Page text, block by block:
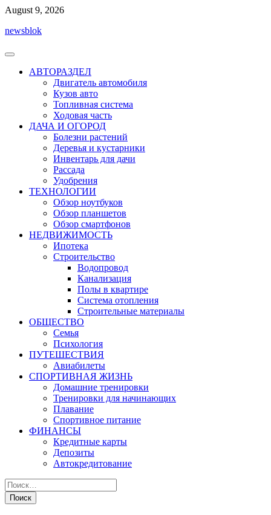
Перейти
содержимому
August 9, 2026
newsblok
АВТОРАЗДЕЛ
Двигатель автомобиля
Кузов авто
Топливная система
Ходовая часть
ДАЧА И ОГОРОД
Болезни растений
Деревья и кустарники
Инвентарь для дачи
Рассада
Удобрения
ТЕХНОЛОГИИ
Обзор ноутбуков
Обзор планшетов
Обзор смартфонов
НЕДВИЖИМОСТЬ
Ипотека
Строительство
Водопровод
Канализация
Полы в квартире
Система отопления
Строительные материалы
ОБЩЕСТВО
Семья
Психология
ПУТЕШЕСТВИЯ
Авиабилеты
СПОРТИВНАЯ ЖИЗНЬ
Домашние тренировки
Тренировки для начинающих
Плавание
Спортивное питание
ФИНАНСЫ
Кредитные карты
Депозиты
Автокредитование